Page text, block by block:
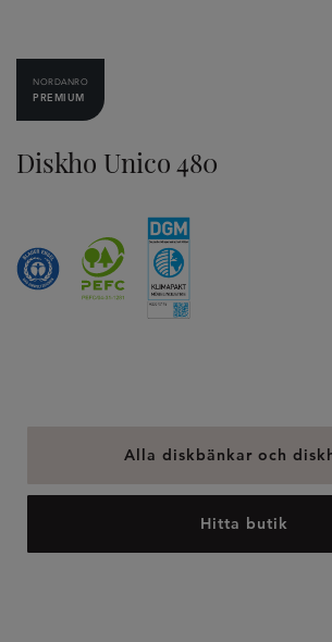
Diskho Unico 480
NORDANRO
PREMIUM
Alla diskbänkar och
Hitta butik